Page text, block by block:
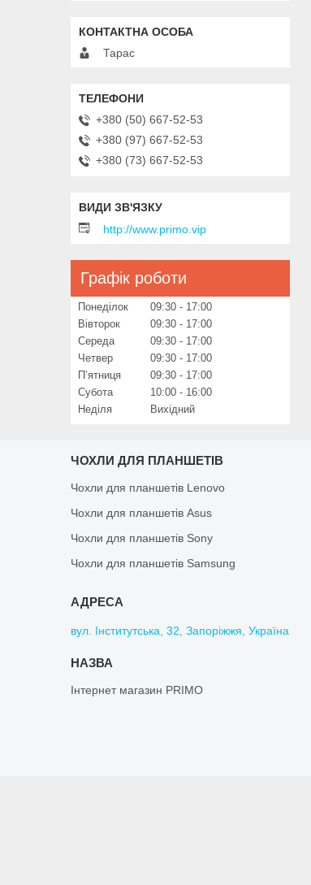
Тарас
+380 (50) 667-52-53
+380 (97) 667-52-53
+380 (73) 667-52-53
http://www.primo.vip
Графік роботи
Понеділок 09:30
17:00
Вівторок
09:30
17:00
Середа
09:30
17:00
Четвер
09:30
17:00
Пʼятниця
09:30
17:00
Субота
10:00
16:00
Неділя
Вихідний
ЧОХЛИ ДЛЯ ПЛАНШЕТІВ
Чохли для планшетів Lenovo
Чохли для планшетів Asus
Чохли для планшетів Sony
Чохли для планшетів Samsung
вул. Інститутська, 32, Запоріжжя, Україна
Інтернет магазин PRIMO